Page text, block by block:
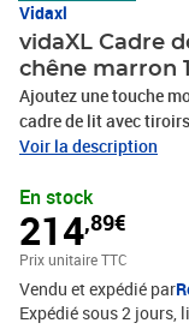
Vidaxl
vidaXL Cadre
chêne marron
Ajoutez une touche
cadre de lit avec
décorative à votre
qualité exceptionnelle
également de la
l'humidité.Lattes
une bonne répartition
en place à chaque
sommeil.Fonction de
Voir la description
En stock
214,89€
Prix unitaire TTC
Vendu et expédié par
Expédié sous 2 jours